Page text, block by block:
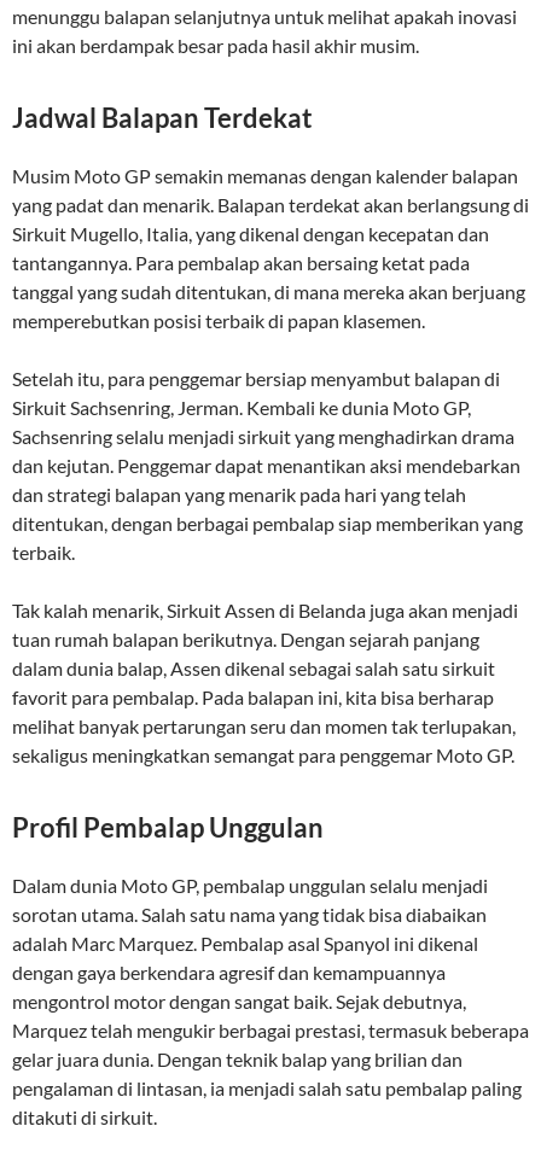
menunggu balapan selanjutnya untuk melihat apakah inovasi
ini akan berdampak besar pada hasil akhir musim.
Jadwal Balapan Terdekat
Musim Moto GP semakin memanas dengan kalender balapan
yang padat dan menarik. Balapan terdekat akan berlangsung di
Sirkuit Mugello, Italia, yang dikenal dengan kecepatan dan
tantangannya. Para pembalap akan bersaing ketat pada
tanggal yang sudah ditentukan, di mana mereka akan berjuang
memperebutkan posisi terbaik di papan klasemen.
Setelah itu, para penggemar bersiap menyambut balapan di
Sirkuit Sachsenring, Jerman. Kembali ke dunia Moto GP,
Sachsenring selalu menjadi sirkuit yang menghadirkan drama
dan kejutan. Penggemar dapat menantikan aksi mendebarkan
dan strategi balapan yang menarik pada hari yang telah
ditentukan, dengan berbagai pembalap siap memberikan yang
terbaik.
Tak kalah menarik, Sirkuit Assen di Belanda juga akan menjadi
tuan rumah balapan berikutnya. Dengan sejarah panjang
dalam dunia balap, Assen dikenal sebagai salah satu sirkuit
favorit para pembalap. Pada balapan ini, kita bisa berharap
melihat banyak pertarungan seru dan momen tak terlupakan,
sekaligus meningkatkan semangat para penggemar Moto GP.
Profil Pembalap Unggulan
Dalam dunia Moto GP, pembalap unggulan selalu menjadi
sorotan utama. Salah satu nama yang tidak bisa diabaikan
adalah Marc Marquez. Pembalap asal Spanyol ini dikenal
dengan gaya berkendara agresif dan kemampuannya
mengontrol motor dengan sangat baik. Sejak debutnya,
Marquez telah mengukir berbagai prestasi, termasuk beberapa
gelar juara dunia. Dengan teknik balap yang brilian dan
pengalaman di lintasan, ia menjadi salah satu pembalap paling
ditakuti di sirkuit.